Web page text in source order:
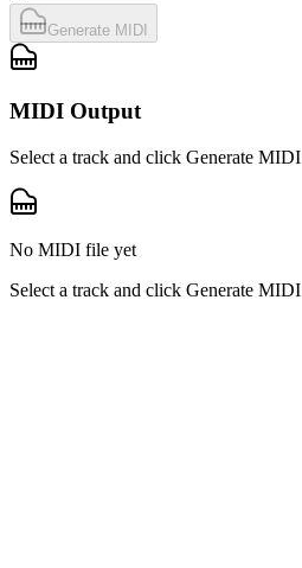
Generate MIDI
MIDI Output
Select a track and click Generate MIDI
No MIDI file yet
Select a track and click Generate MIDI